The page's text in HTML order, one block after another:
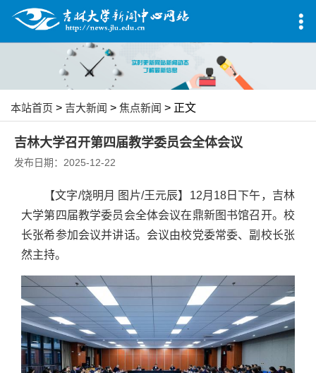
本站首页 > 吉大新闻 > 焦点新闻 > 正文
吉林大学召开第四届教学委员会全体会议
发布日期：2025-12-22
【文字/饶明月 图片/王元辰】12月18日下午，吉林
大学第四届教学委员会全体会议在鼎新图书馆召开。校
长张希参加会议并讲话。会议由校党委常委、副校长张
然主持。